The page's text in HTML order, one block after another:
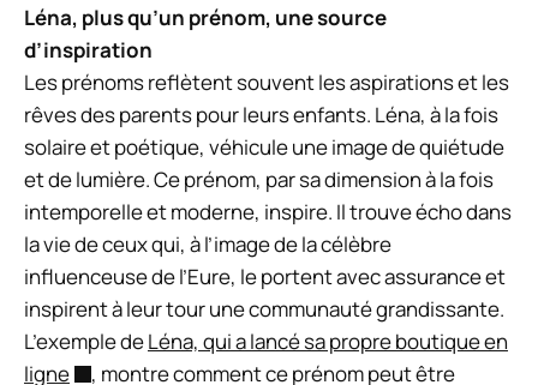
Léna, plus qu’un prénom, une source
d’inspiration
Les prénoms reflètent souvent les aspirations et les
rêves des parents pour leurs enfants. Léna, à la fois
solaire et poétique, véhicule une image de quiétude
et de lumière. Ce prénom, par sa dimension à la fois
intemporelle et moderne, inspire. Il trouve écho dans
la vie de ceux qui, à l’image de la célèbre
influenceuse de l’Eure, le portent avec assurance et
inspirent à leur tour une communauté grandissante.
L’exemple deLéna, qui a lancé sa propre boutique en
ligne
, montre comment ce prénom peut être